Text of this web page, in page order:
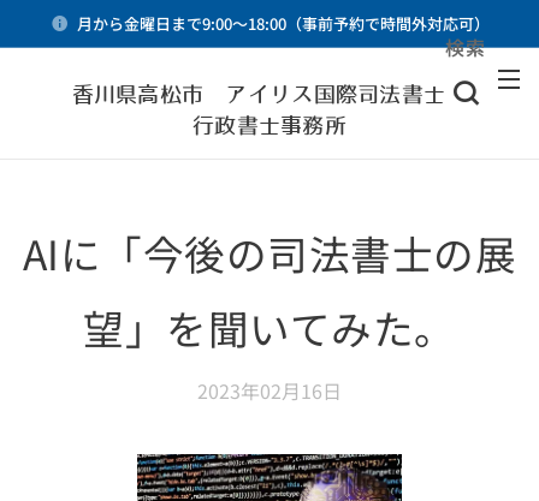
月から金曜日まで9:00～18:00（事前予約で時間外対応可）
香川県高松市 アイリス国際司法書士・
行政書士事務所
検索
AIに「今後の司法書士の展
望」を聞いてみた。
2023年02月16日